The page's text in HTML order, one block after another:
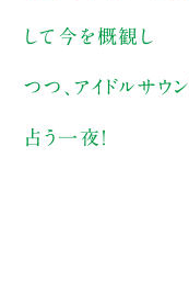
して今を概観し
つつ、アイドルサウ
占う一夜！